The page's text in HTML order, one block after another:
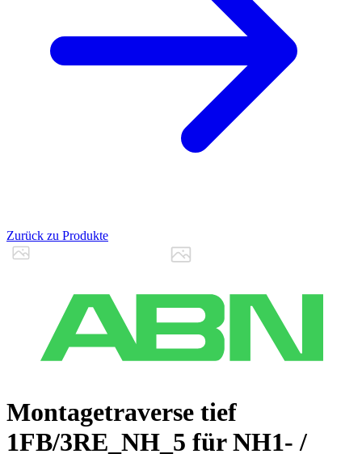
Zurück zu Produkte
Montagetraverse tief
1FB/3RE_NH_5 für NH1- /